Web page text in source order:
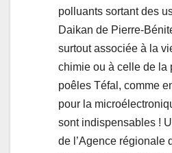
polluants sortant des
Daikan de Pierre-
surtout associée à la
chimie ou à celle de la
poêles Téfal, comme
pour la
sont indispensables !
de l’Agence régionale